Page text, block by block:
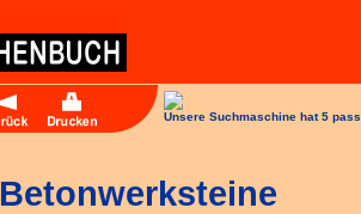
Unsere Suchmaschine hat 5
Betonwerksteine